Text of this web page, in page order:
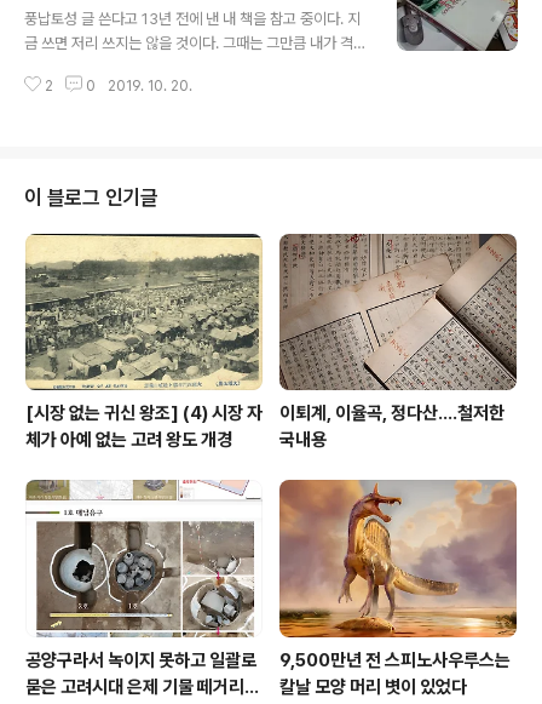
스템에는 더욱 무지할 수밖에 없었다.) 셤 전날 저녁에는 못
마시는 술 마시고 떡이 되었다가 셤 당일 셤장에 늦게 들어
가서 오바이트를 하고 왔다. 지금은 어떤지 모르겠는데 당
풍납토성 글 쓴다고 13년 전에 낸 내 책을 참고 중이다. 지
금 쓰면 저리 쓰지는 않을 것이다. 그때는 그만큼 내가 격정
특히나 사람들을 불편하게 한 대목이 많음을 고백한다. 저
서 그것을 직접 대면한 자의 증언이기에 비록 그 증언이 나
중심의 편파적일 수밖에 없는 숙명은 있을지언정 당시의
사태를 나름대로는 절절히 기록하고자 했으며, 그에 더불
어 풍납토성 일지를 나름으로는 일목으로 요연하게 정리하
고자 한 데 있을 것이다. 특히 20세기 이래 풍납토성 역사
는 그간 단편을 면치 못했는데 ..
2 0 2019. 10. 20.
이 블로그 인기글
[시장 없는 귀신 왕조] (4) 시장 자
체가 아예 없는 고려 왕도 개경
이퇴계, 이율곡, 정다산....철저한
국내용
공양구라서 녹이지 못하고 일괄로
묻은 고려시대 은제 기물 떼거리로
9,500만년 전 스피노사우루스는
칼날 모양 머리 볏이 있었다